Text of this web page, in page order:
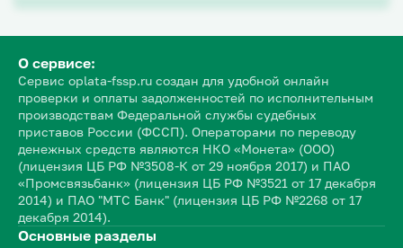
О сервисе:
Сервис oplata-fssp.ru создан для удобной онлайн
проверки и оплаты задолженностей по исполнительным
производствам Федеральной службы судебных
приставов России (ФССП). Операторами по переводу
денежных средств являются НКО «Монета» (ООО)
(лицензия ЦБ РФ №3508-К от 29 ноября 2017) и ПАО
«Промсвязьбанк» (лицензия ЦБ РФ №3521 от 17 декабря
2014) и ПАО "МТС Банк" (лицензия ЦБ РФ №2268 от 17
декабря 2014).
Основные разделы